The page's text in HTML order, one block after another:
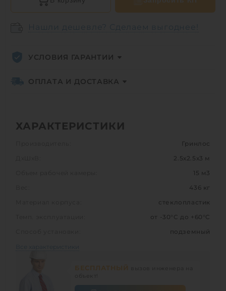
УСЛОВИЯ ГАРАНТИИ
ОПЛАТА И ДОСТАВКА
ХАРАКТЕРИСТИКИ
Гринлос
2.5х2.5х3 м
15 м3
436 кг
стеклопластик
от -30°C до +60°C
подземный